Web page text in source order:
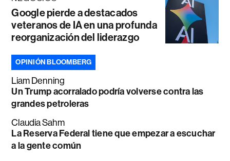
Google pierde a destacados
veteranos de IA en una profunda
reorganización del liderazgo
OPINIÓN BLOOMBERG
Liam Denning
Un Trump acorralado podría volverse contra las
grandes petroleras
Claudia Sahm
La Reserva Federal tiene que empezar a escuchar
a la gente común